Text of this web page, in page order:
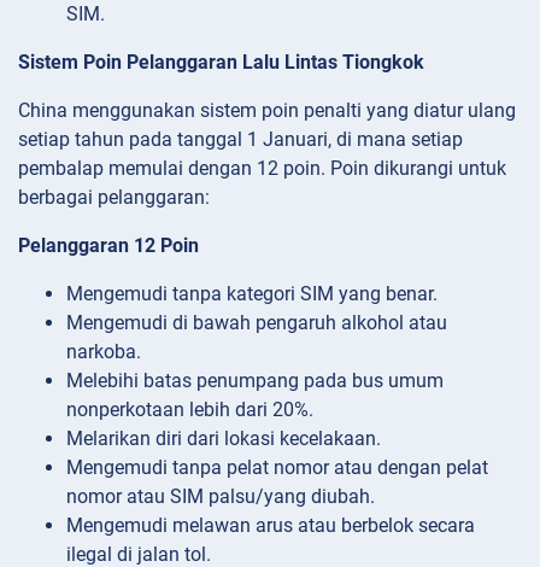
SIM.
Sistem Poin Pelanggaran Lalu Lintas Tiongkok
China menggunakan sistem poin penalti yang diatur ulang
setiap tahun pada tanggal 1 Januari, di mana setiap
pembalap memulai dengan 12 poin. Poin dikurangi untuk
berbagai pelanggaran:
Pelanggaran 12 Poin
Mengemudi tanpa kategori SIM yang benar.
Mengemudi di bawah pengaruh alkohol atau
narkoba.
Melebihi batas penumpang pada bus umum
nonperkotaan lebih dari 20%.
Melarikan diri dari lokasi kecelakaan.
Mengemudi tanpa pelat nomor atau dengan pelat
nomor atau SIM palsu/yang diubah.
Mengemudi melawan arus atau berbelok secara
ilegal di jalan tol.